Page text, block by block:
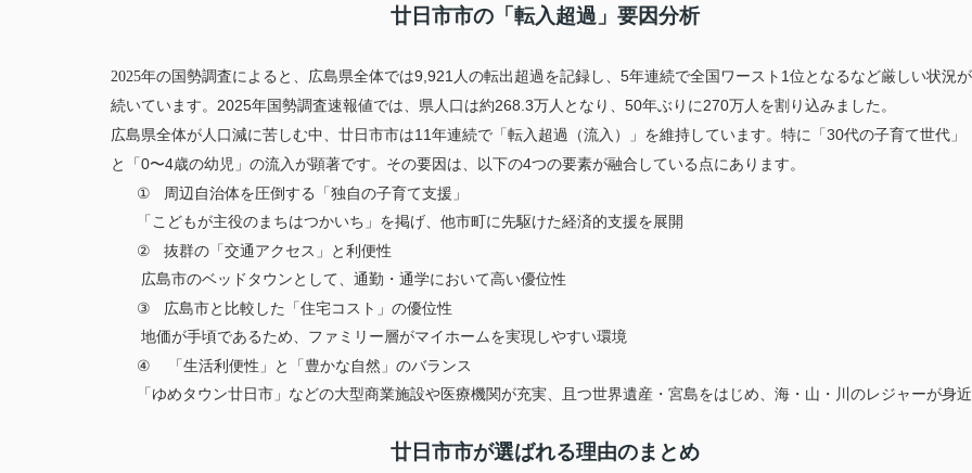
廿日市市の「転入超過」要因分析
2025年の国勢調査によると、広島県全体では9,921 人の転出超過を記録し、 5年連続で全国ワースト 1 位となるなど厳しい状況が
続いています。 2025年国勢調査速報値では、県人口は約268.3万人となり、 50年ぶりに270万人を割り込みました。
広島県全体が人口減に苦しむ中、廿日市市は11 年連続で「転入超過（流入）」を維持しています。特に「 30代の子育て世代」
と「 0〜4歳の幼児」の流入が顕著です。その要因は、以下の4つの要素が融合している点にあります。
①
周辺自治体を圧倒する「独自の子育て支援」
「こどもが主役のまちはつかいち」を掲げ、他市町に先駆けた経済的支援を展開
②
抜群の「交通アクセス」と利便性
広島市のベッドタウンとして、通勤・通学において高い優位性
③
広島市と比較した「住宅コスト」の優位性
地価が手頃であるため、ファミリー層がマイホームを実現しやすい環境
④
「生活利便性」と「豊かな自然」のバランス
「ゆめタウン廿日市」などの大型商業施設や医療機関が充実、且つ世界遺産・宮島をはじめ、海・山・川のレジャーが身近
廿日市市が選ばれる理由のまとめ